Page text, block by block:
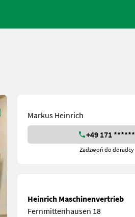
Markus Heinrich
+49 171 ******
Zadzwoń do doradcy
Heinrich Maschinenvertrieb
Fernmittenhausen 18